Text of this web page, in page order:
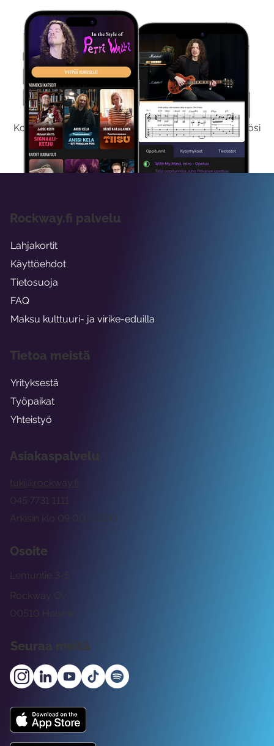
Kokeile Ilmaiseksi
Kokeilemalla ilmaiseksi saat koko sisältömme käyttöösi
viikon ajaksi.
Asiakaspalvelu
tuki@rockway.fi
Arkisin klo 09:00 -15:00
045 7731 1111
Osoite
Rockway Oy
Lemuntie 3-5
00510 Helsinki
Seuraa meitä
Rockway.fi palvelu
Lahjakortit
Käyttöehdot
Tietosuoja
FAQ
Maksu kulttuuri- ja virike-eduilla
Tietoa meistä
Yrityksestä
Työpaikat
Yhteistyö